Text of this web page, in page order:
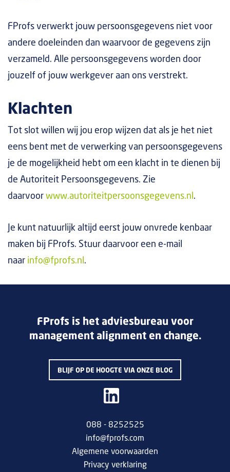
FProfs verwerkt jouw persoonsgegevens niet voor
andere doeleinden dan waarvoor de gegevens zijn
verzameld. Alle persoonsgegevens worden door
jouzelf of jouw werkgever aan ons verstrekt.
Klachten
Tot slot willen wij jou erop wijzen dat als je het niet
eens bent met de verwerking van persoonsgegevens
je de mogelijkheid hebt om een klacht in te dienen bij
de Autoriteit Persoonsgegevens. Zie
daarvoor www.autoriteitpersoonsgegevens.nl .
Je kunt natuurlijk altijd eerst jouw onvrede kenbaar
maken bij FProfs. Stuur daarvoor een e-mail
naar info@fprofs.nl .
FProfs is het adviesbureau voor
management alignment en change.
BLIJF OP DE HOOGTE VIA ONZE BLOG
088 - 8252525
info@fprofs.com
Algemene voorwaarden
Privacy verklaring